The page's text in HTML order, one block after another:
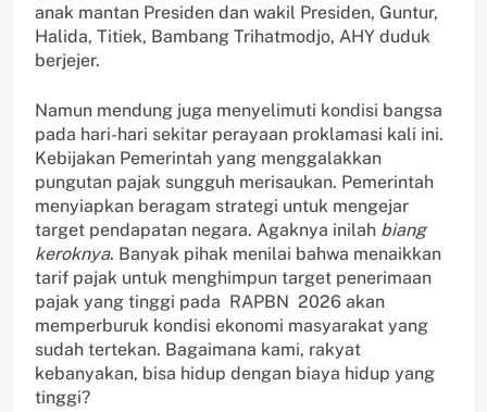
anak mantan Presiden dan wakil Presiden, Guntur,
Halida, Titiek, Bambang Trihatmodjo, AHY duduk
berjejer.
Namun mendung juga menyelimuti kondisi bangsa
pada hari-hari sekitar perayaan proklamasi kali ini.
Kebijakan Pemerintah yang menggalakkan
pungutan pajak sungguh merisaukan. Pemerintah
menyiapkan beragam strategi untuk mengejar
target pendapatan negara. Agaknya inilah biang
keroknya. Banyak pihak menilai bahwa menaikkan
tarif pajak untuk menghimpun target penerimaan
pajak yang tinggi pada RAPBN 2026 akan
memperburuk kondisi ekonomi masyarakat yang
sudah tertekan. Bagaimana kami, rakyat
kebanyakan, bisa hidup dengan biaya hidup yang
tinggi?